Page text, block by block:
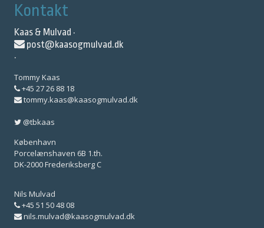
Kontakt
Kaas & Mulvad ·
post@kaasogmulvad.dk
·
Tommy Kaas
+45 27 26 88 18
tommy.kaas@kaasogmulvad.dk
@tbkaas
København
Porcelænshaven 6B 1.th.
DK-2000 Frederiksberg C
Nils Mulvad
+45 51 50 48 08
nils.mulvad@kaasogmulvad.dk